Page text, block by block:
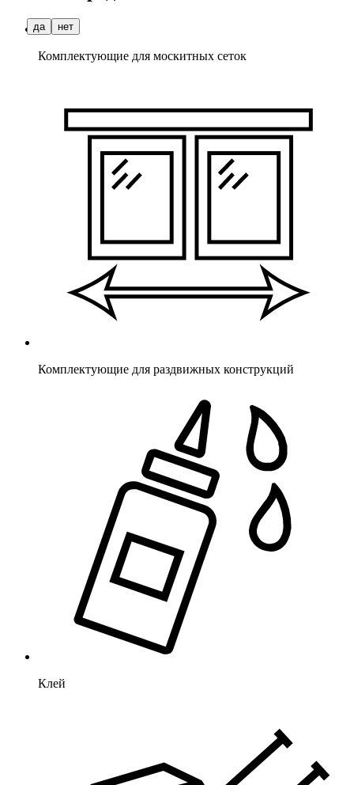
Комплектующие для москитных сеток
Комплектующие для раздвижных конструкций
Клей
да нет